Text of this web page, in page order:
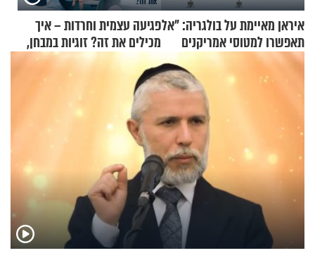
איראן מאיימת על בולגריה: "אל
תאפשרו למטוסי אמריקנים
להמריא מהשטח שלכם"
פגיעה עצמית וחרדות – איך
מכילים את זה? זוגיות במבחן,
הפעם עם יהודית ואלתר כהן